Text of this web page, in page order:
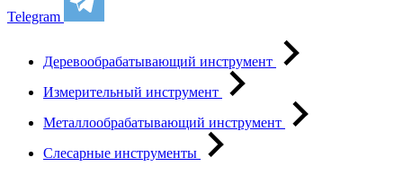
Telegram
Деревообрабатывающий инструмент
Измерительный инструмент
Металлообрабатывающий инструмент
Слесарные инструменты